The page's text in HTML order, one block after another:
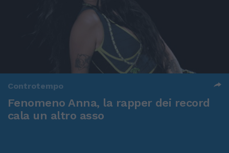
Controtempo
Fenomeno Anna, la rapper dei record
cala un altro asso